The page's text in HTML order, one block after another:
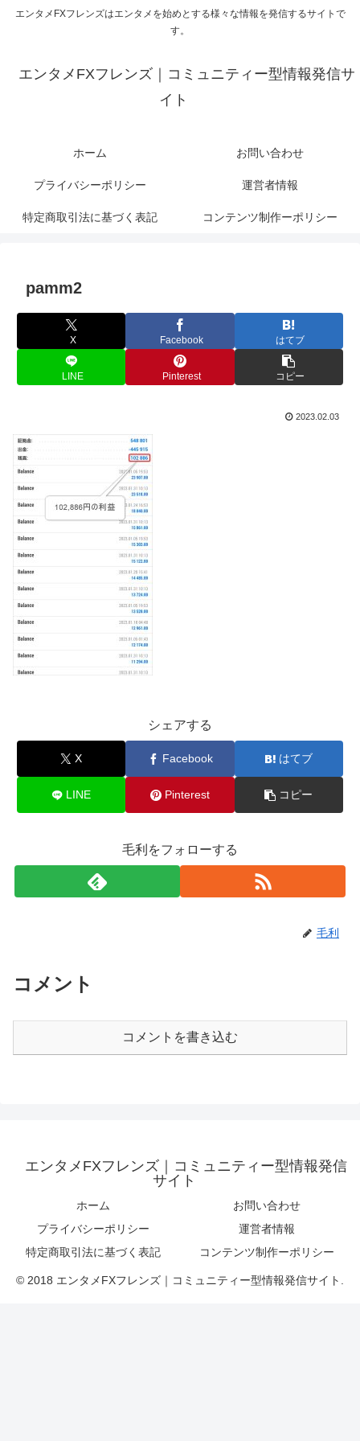
エンタメFXフレンズはエンタメを始めとする様々な情報を発信するサイトで
す。
エンタメFXフレンズ｜コミュニティー型情報発信サ
イト
ホーム お問い合わせ
プライバシーポリシー 運営者情報
特定商取引法に基づく表記 コンテンツ制作ーポリシー
pamm2
X Facebook はてブ
LINE Pinterest コピー
2023.02.03
シェアする
X Facebook はてブ
LINE Pinterest コピー
毛利をフォローする
毛利
コメント
コメントを書き込む
エンタメFXフレンズ｜コミュニティー型情報発信
サイト
ホーム
お問い合わせ
プライバシーポリシー
運営者情報
特定商取引法に基づく表記
コンテンツ制作ーポリシー
© 2018 エンタメFXフレンズ｜コミュニティー型情報発信サイト.